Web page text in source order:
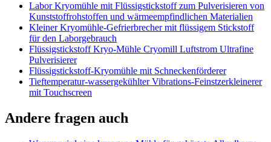
Labor Kryomühle mit Flüssigstickstoff zum Pulverisieren von
Kunststoffrohstoffen und wärmeempfindlichen Materialien
Kleiner Kryomühle-Gefrierbrecher mit flüssigem Stickstoff
für den Laborgebrauch
Flüssigstickstoff Kryo-Mühle Cryomill Luftstrom Ultrafine
Pulverisierer
Flüssigstickstoff-Kryomühle mit Schneckenförderer
Tieftemperatur-wassergekühlter Vibrations-Feinstzerkleinerer
mit Touchscreen
Andere fragen auch